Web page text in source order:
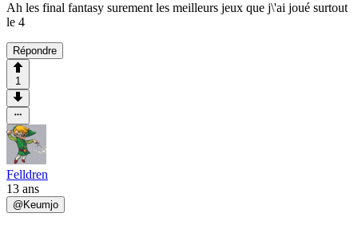
Ah les final fantasy surement les meilleurs jeux que j\'ai joué surtout
le 4
Répondre
1
Felldren
13 ans
@ Keumjo